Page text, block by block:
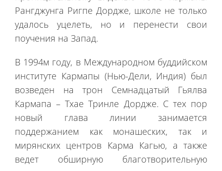
Рангджунга Ригпе Дордже, школе не только
удалось уцелеть, но и перенести свои
поучения на Запад.
В 1994м году, в Международном буддийском
институте Кармапы (Нью-Дели, Индия) был
возведен на трон Семнадцатый Гьялва
Кармапа – Тхае Тринле Дордже. С тех пор
новый глава линии занимается
поддержанием как монашеских, так и
мирянских центров Карма Кагью, а также
ведет обширную благотворительную